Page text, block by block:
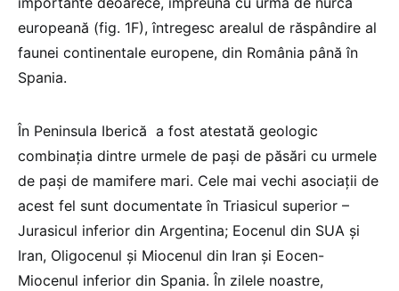
europeană (fig. 1F), întregesc arealul de răspândire al
faunei continentale europene, din România până în
Spania.
În Peninsula Iberică a fost atestată geologic
combinația dintre urmele de pași de păsări cu urmele
de pași de mamifere mari. Cele mai vechi asociații de
acest fel sunt documentate în Triasicul superior –
Jurasicul inferior din Argentina; Eocenul din SUA și
Iran, Oligocenul și Miocenul din Iran și Eocen-
Miocenul inferior din Spania. În zilele noastre,